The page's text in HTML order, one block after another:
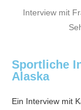
Interview mit
Sportliche
Alaska
Ein Interview mit